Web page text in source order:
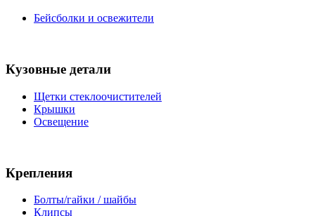
Бейсболки и освежители
Кузовные детали
Щетки стеклоочистителей
Крышки
Освещение
Крепления
Болты/гайки / шайбы
Клипсы